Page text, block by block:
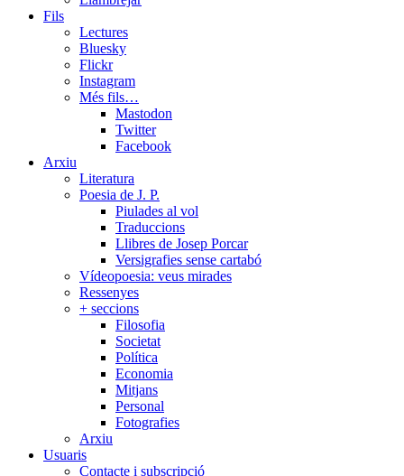
Fils
Lectures
Bluesky
Flickr
Instagram
Més fils…
Mastodon
Twitter
Facebook
Arxiu
Literatura
Poesia de J. P.
Piulades al vol
Traduccions
Llibres de Josep Porcar
Versigrafies sense cartabó
Vídeopoesia: veus mirades
Ressenyes
+ seccions
Filosofia
Societat
Política
Economia
Mitjans
Personal
Fotografies
Arxiu
Usuaris
Contacte i subscripció